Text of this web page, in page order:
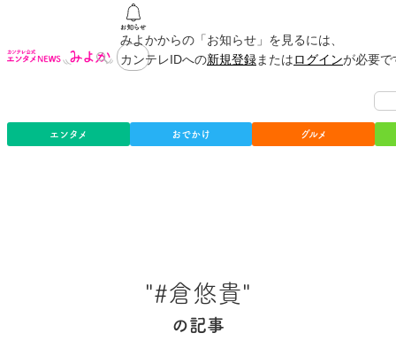
みよかからの「お知らせ」を見るには、
カンテレIDへの新規登録またはログインが必要
エンタメ おでかけ グルメ
"#倉悠貴"
の記事